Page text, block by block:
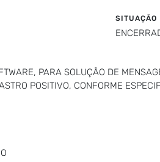
SITUAÇÃO
PARA SOLUÇÃO DE
POSITIVO, CONFORME